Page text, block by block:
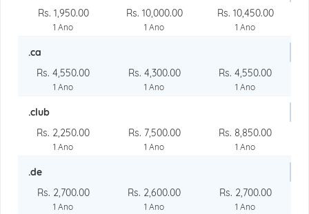
Rs. 1,950.00
1 Ano
Rs. 10,000.00
1 Ano
Rs. 10,450.00
1 Ano
.ca
Rs. 4,550.00
1 Ano
Rs. 4,300.00
1 Ano
Rs. 4,550.00
1 Ano
.club
Rs. 2,250.00
1 Ano
Rs. 7,500.00
1 Ano
Rs. 8,850.00
1 Ano
.de
Rs. 2,700.00
1 Ano
Rs. 2,600.00
1 Ano
Rs. 2,700.00
1 Ano